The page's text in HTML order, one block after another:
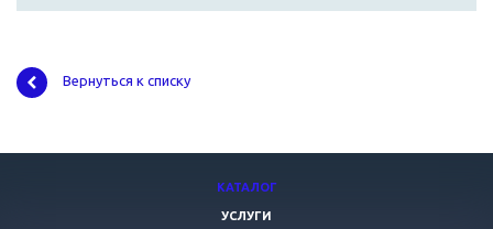
Вернуться к списку
КАТАЛОГ
УСЛУГИ